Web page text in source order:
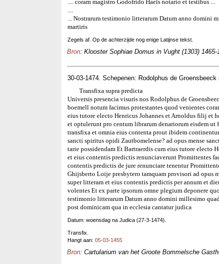
.... coram magistro Godofrido Haels notario et testibus ...
....
... Nostrarum testimonio litterarum Datum anno domini
martiris
Zegels af. Op de achterzijde nog enige Latijnse tekst.
Bron: Klooster Sophiae Domus in Vught (1303)
30-03-1474. Schepenen: Rodolphus de Groensbeeck
Transfixa supra predicta
Universis presencia visuris nos Rodolphus de
boemell notum facimus protestantes quod venientes
eius tutore electo Henricus Johannes et Arnoldus filij et
et optulerunt pro centum librarum denariorum eisdem
transfixa et omnia eius contenta prout ibidem
sancti spiritus opidi Zautbomelense? ad opus mense
tarie possidendam Et Bartraerdis cum eius tutore electo
et eius contentis predictis renunciaverunt Promittentes
contentis predictis de jure renunciare tenentur
Ghijsberto Loije presbytero tamquam provisori ad opus
super litteram et eius contentis predictis per annum et
volentes Et ex parte ipsorum omne plegium deponere
testimonio litterarum Datum anno domini millesimo
post dominicam qua in ecclesia cantatur judica
Datum: woensdag na Judica (27-3-1474).
Transfix.
Hangt aan: 05-03-1455
Bron: Cartularium van het Groote Bommelsche